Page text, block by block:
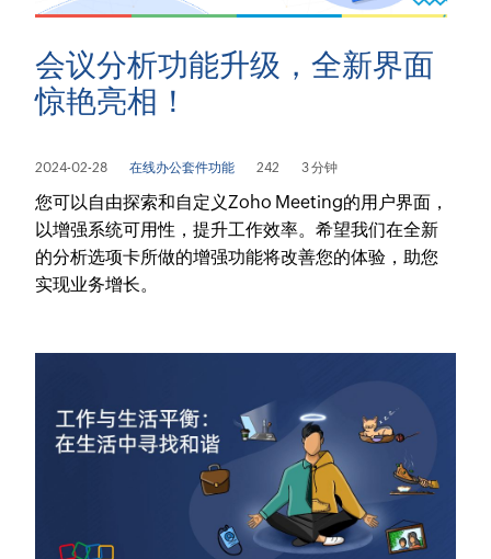
会议分析功能升级，全新界面
惊艳亮相！
2024-02-28 在线办公套件功能 242 3 分钟
您可以自由探索和自定义Zoho Meeting的用户界面，
以增强系统可用性，提升工作效率。希望我们在全新
的分析选项卡所做的增强功能将改善您的体验，助您
实现业务增长。